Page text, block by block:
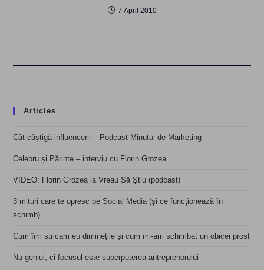
7 April 2010
Articles
Cât câștigă influencerii – Podcast Minutul de Marketing
Celebru și Părinte – interviu cu Florin Grozea
VIDEO: Florin Grozea la Vreau Să Știu (podcast)
3 mituri care te opresc pe Social Media (și ce funcționează în
schimb)
Cum îmi stricam eu diminețile și cum mi-am schimbat un obicei prost
Nu geniul, ci focusul este superputerea antreprenorului